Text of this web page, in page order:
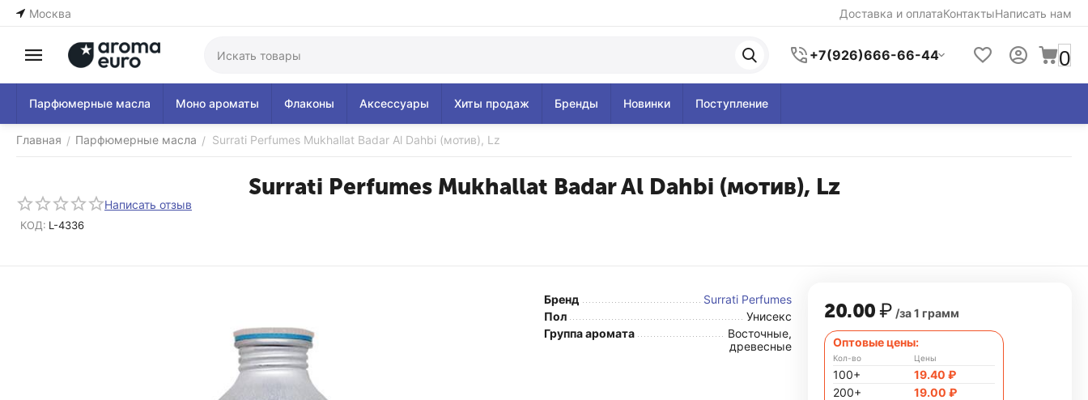
Москва Доставка и оплатаКонтактыНаписать нам
+7(926)666-66-44 0
Парфюмерные масла Моно ароматы Флаконы Аксессуары Хиты продаж Бренды Новинки Поступление
Главная / Парфюмерные масла / Surrati Perfumes Mukhallat Badar Al Dahbi (мотив), Lz
Surrati Perfumes Mukhallat Badar Al Dahbi (мотив), Lz
Написать отзыв
КОД: L-4336
Бренд
Surrati Perfumes
Пол
Унисекс
Группа аромата
Восточные,
древесные
20.00₽ /за 1 грамм
Оптовые цены:
Кол-во
100+
200+
Цены
19.40 ₽
19.00 ₽